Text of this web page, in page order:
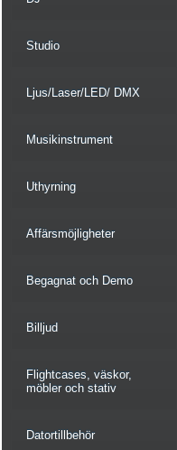
Studio
Ljus/Laser/LED/ DMX
Musikinstrument
Uthyrning
Affärsmöjligheter
Begagnat och Demo
Billjud
Flightcases, väskor,
möbler och stativ
Datortillbehör